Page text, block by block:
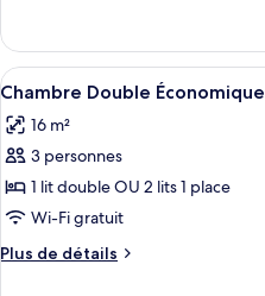
Standard
le
type
de
Chambre
Triple
Afficher
toutes
les
photos
pour
ce
type
de
3
Chambre Double Économique
16 m²
3 personnes
1 lit double OU 2 lits 1 place
Wi-Fi gratuit
Plus de détails
Plus